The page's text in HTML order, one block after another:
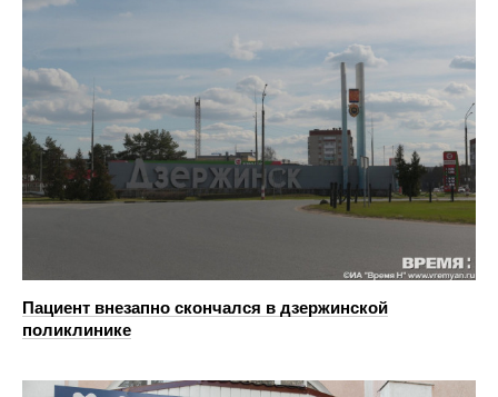
Пациент внезапно скончался в дзержинской
поликлинике